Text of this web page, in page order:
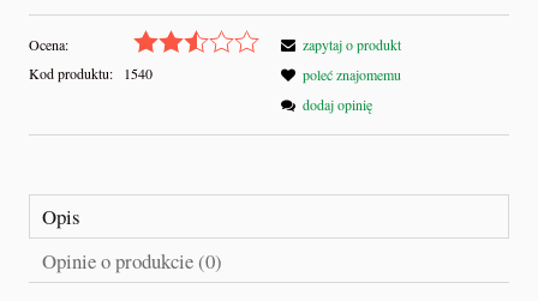
Ocena:
Kod produktu:
1540
zapytaj o produkt
poleć znajomemu
dodaj opinię
Opis
Opinie o produkcie (0)